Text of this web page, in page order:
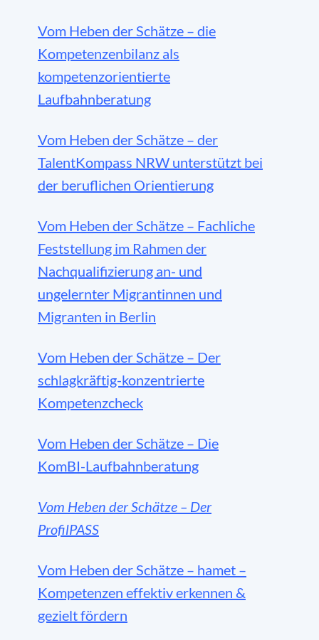
Vom Heben der Schätze – die
Kompetenzenbilanz als
kompetenzorientierte
Laufbahnberatung
Vom Heben der Schätze – der
TalentKompass NRW unterstützt bei
der beruflichen Orientierung
Vom Heben der Schätze – Fachliche
Feststellung im Rahmen der
Nachqualifizierung an- und
ungelernter Migrantinnen und
Migranten in Berlin
Vom Heben der Schätze – Der
schlagkräftig-konzentrierte
Kompetenzcheck
Vom Heben der Schätze – Die
KomBI-Laufbahnberatung
Vom Heben der Schätze – Der
ProfilPASS
Vom Heben der Schätze – hamet –
Kompetenzen effektiv erkennen &
gezielt fördern